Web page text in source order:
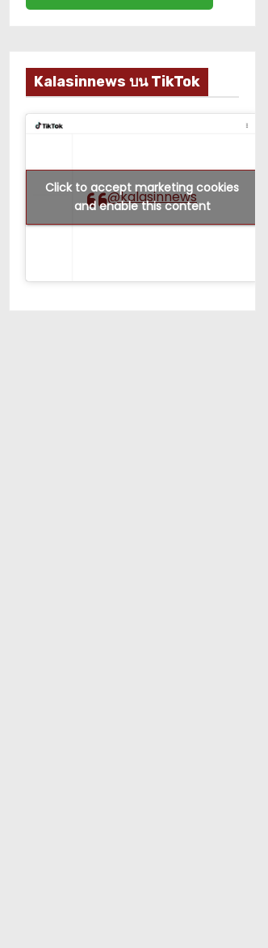
Kalasinnews บน TikTok
@kalasinnews
Click to accept marketing cookies
and enable this content